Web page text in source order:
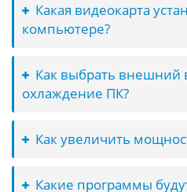
Какая видеокарта
компьютере?
Как выбрать внешний
охлаждение ПК?
Как увеличить
Какие программы